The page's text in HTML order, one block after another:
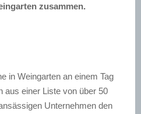
zusammen.
in Weingarten an einem Tag
aus einer Liste von über 50
Unternehmen den